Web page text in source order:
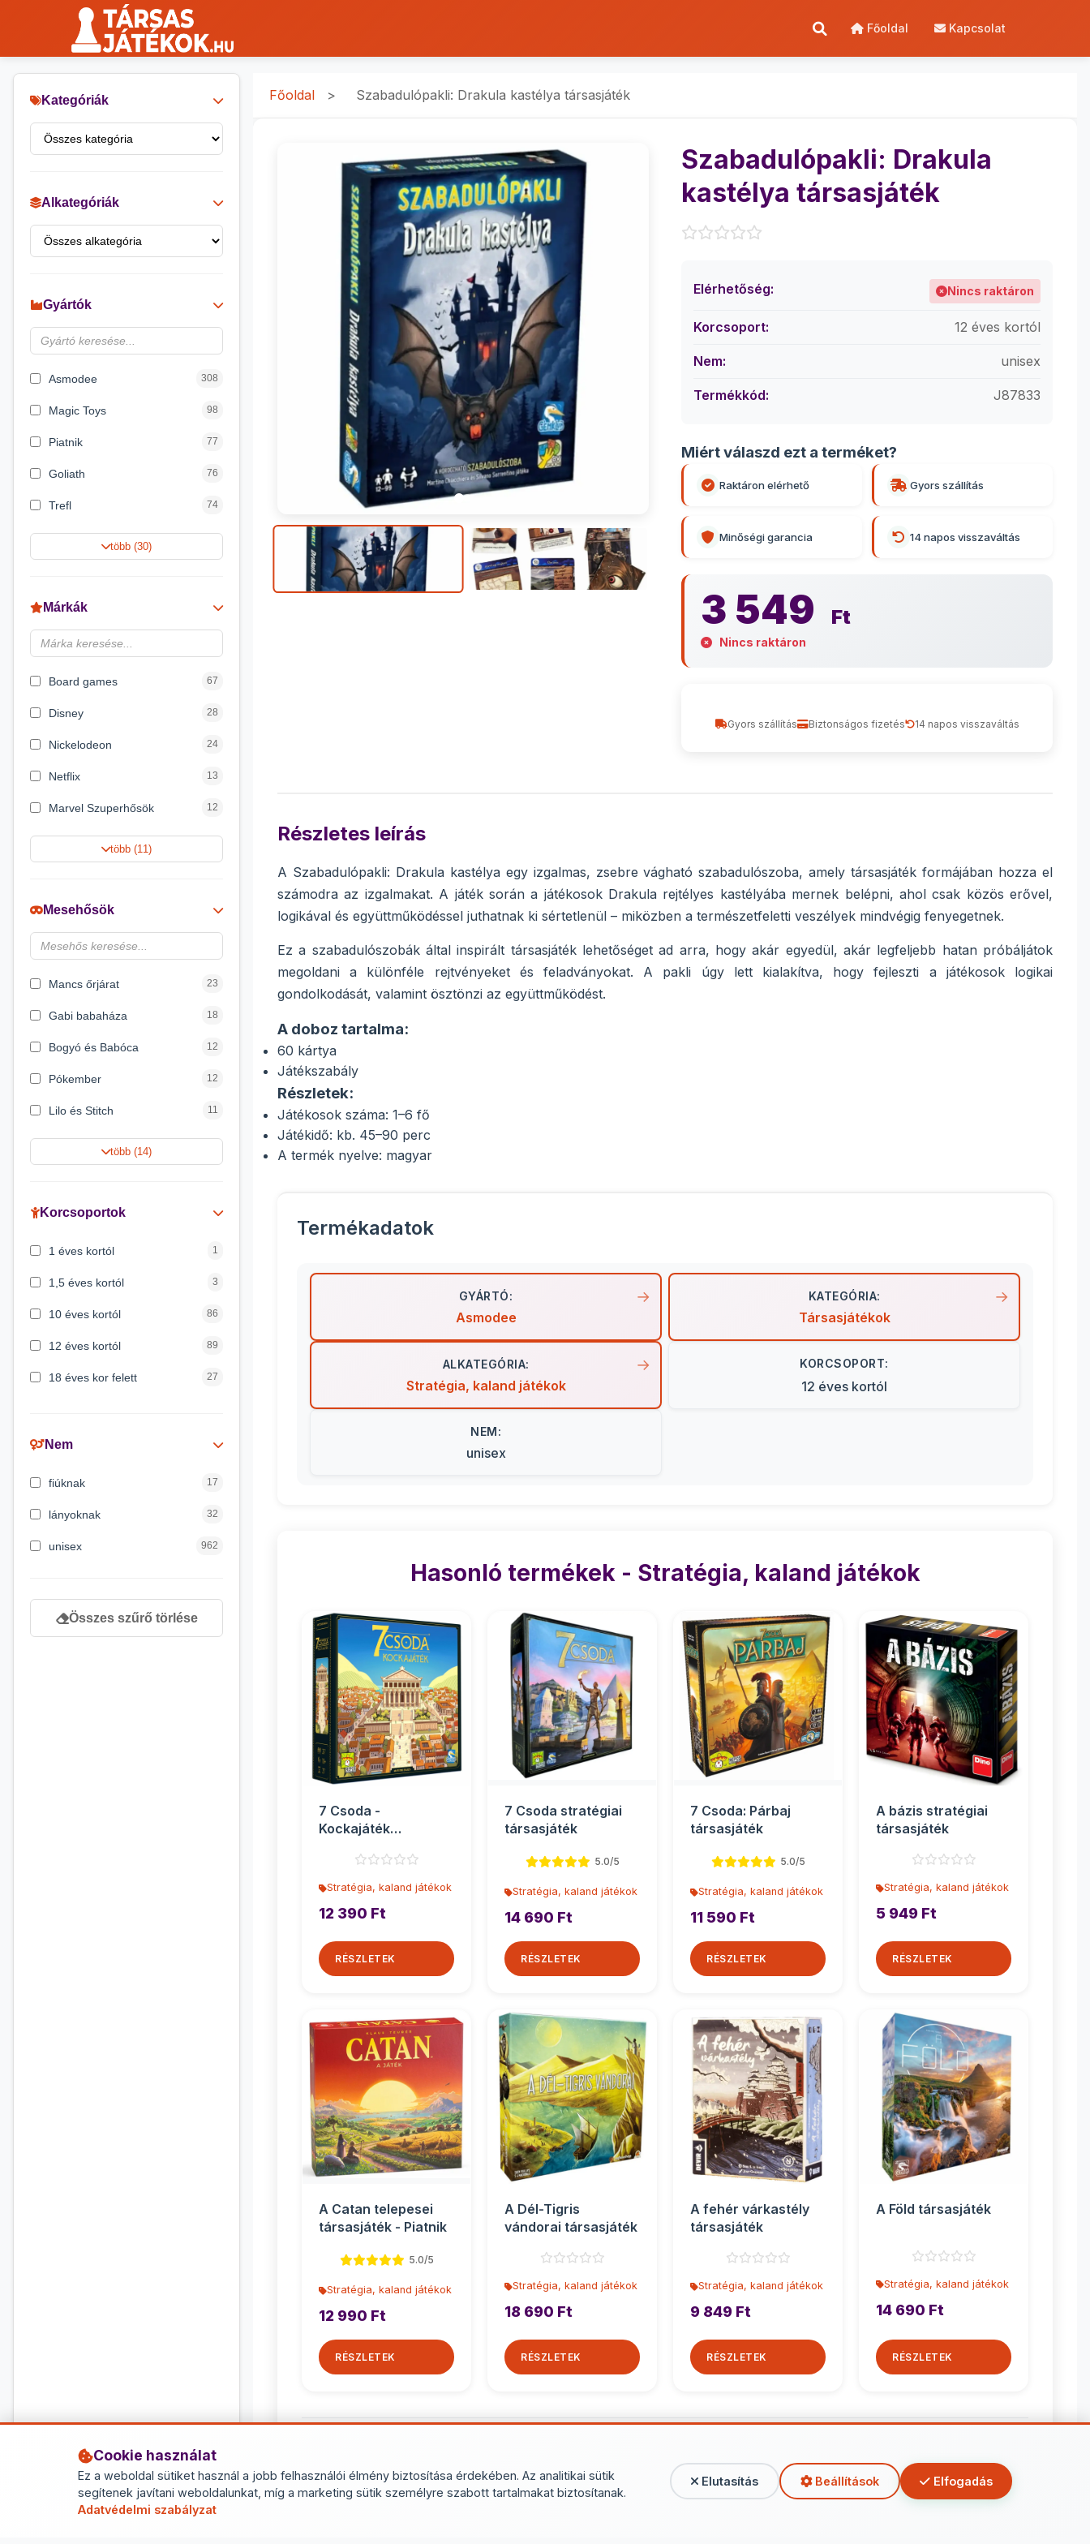
Cookie használat
Ez a weboldal sütiket használ a jobb felhasználói élmény biztosítása érdekében. Az analitikai sütik
segítenek javítani weboldalunkat, míg a marketing sütik személyre szabott tartalmakat biztosítanak.
Adatvédelmi szabályzat
Elutasítás Beállítások Elfogadás
Főoldal Kapcsolat
Kategóriák
Alkategóriák
Gyártók
Asmodee 308
Magic Toys 98
Piatnik 77
Goliath 76
Trefl 74
Keller&Mayer 60
Spin Master
Delta Vision 28
több (30)
Márkák
Board games 67
Disney 28
Nickelodeon 24
Netflix 13
Marvel Szuperhősök 12
Rubik bűvös kocka 10
Noris
Disney hercegnők 6
több (11)
Mesehősök
Mancs őrjárat 23
Gabi babaháza 18
Bogyó és Babóca 12
Pókember 12
Lilo és Stitch 11
Jégvarázs 9
Peppa malac
több (14)
Korcsoportok
1 éves kortól 1
1,5 éves kortól 3
10 éves kortól 86
12 éves kortól 89
18 éves kor felett 27
3 éves kortól 200
7 éves kortól 53
Nem
fiúknak 17
lányoknak 32
unisex 962
Összes szűrő törlése
Főoldal > Szabadulópakli: Drakula kastélya társasjáték
Szabadulópakli: Drakula
kastélya társasjáték
Elérhetőség: Nincs raktáron
Korcsoport: 12 éves kortól
Nem: unisex
Termékkód: J87833
Miért válaszd ezt a terméket?
Raktáron elérhető Gyors szállítás
Minőségi garancia 14 napos visszaváltás
3 549 Ft
Nincs raktáron
Gyors szállítás Biztonságos fizetés 14 napos visszaváltás
Részletes leírás
A Szabadulópakli: Drakula kastélya egy izgalmas, zsebre vágható szabadulószoba, amely társasjáték formájában hozza el
számodra az izgalmakat. A játék során a játékosok Drakula rejtélyes kastélyába mernek belépni, ahol csak közös erővel,
logikával és együttműködéssel juthatnak ki sértetlenül – miközben a természetfeletti veszélyek mindvégig fenyegetnek.
Ez a szabadulószobák által inspirált társasjáték lehetőséget ad arra, hogy akár egyedül, akár legfeljebb hatan próbáljátok
megoldani a különféle rejtvényeket és feladványokat. A pakli úgy lett kialakítva, hogy fejleszti a játékosok logikai
gondolkodását, valamint ösztönzi az együttműködést.
A doboz tartalma:
60 kártya
Játékszabály
Részletek:
Játékosok száma: 1–6 fő
Játékidő: kb. 45–90 perc
A termék nyelve: magyar
Termékadatok
GYÁRTÓ:
Asmodee
KATEGÓRIA:
Társasjátékok
ALKATEGÓRIA:
Stratégia, kaland játékok
KORCSOPORT:
12 éves kortól
NEM:
unisex
Hasonló termékek - Stratégia, kaland játékok
7 Csoda -
Kockajáték
Stratégia, kaland játékok
12 390 Ft
RÉSZLETEK
7 Csoda stratégiai
társasjáték
5.0/5
Stratégia, kaland játékok
14 690 Ft
RÉSZLETEK
7 Csoda: Párbaj
társasjáték
5.0/5
Stratégia, kaland játékok
11 590 Ft
RÉSZLETEK
A bázis stratégiai
társasjáték
Stratégia, kaland játékok
5 949 Ft
RÉSZLETEK
A Catan telepesei
társasjáték - Piatnik
5.0/5
Stratégia, kaland játékok
12 990 Ft
RÉSZLETEK
A Dél-Tigris
vándorai társasjáték
Stratégia, kaland játékok
18 690 Ft
RÉSZLETEK
A fehér várkastély
társasjáték
Stratégia, kaland játékok
9 849 Ft
RÉSZLETEK
A Föld társasjáték
Stratégia, kaland játékok
14 690 Ft
RÉSZLETEK
További termékek - Stratégia, kaland játékok